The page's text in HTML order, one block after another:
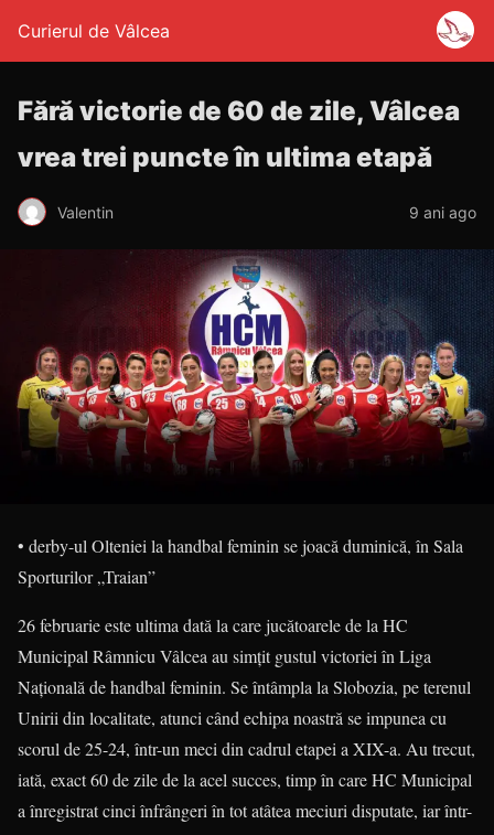
Curierul de Vâlcea
Fără victorie de 60 de zile, Vâlcea
vrea trei puncte în ultima etapă
Valentin 9 ani ago
• derby-ul Olteniei la handbal feminin se joacă duminică, în Sala
Sporturilor „Traian”
26 februarie este ultima dată la care jucătoarele de la HC
Municipal Râmnicu Vâlcea au simțit gustul victoriei în Liga
Națională de handbal feminin. Se întâmpla la Slobozia, pe terenul
Unirii din localitate, atunci când echipa noastră se impunea cu
scorul de 25-24, într-un meci din cadrul etapei a XIX-a. Au trecut,
iată, exact 60 de zile de la acel succes, timp în care HC Municipal
a înregistrat cinci înfrângeri în tot atâtea meciuri disputate, iar într-